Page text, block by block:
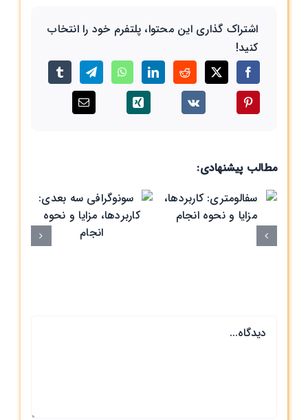
اشتراک گذاری این محتوا، پلتفرم خود را انتخاب
کنید!
مطالب پیشنهادی:
سفالومتری:
کاربردها، مزایا و
نحوه انجام
دیدگاه